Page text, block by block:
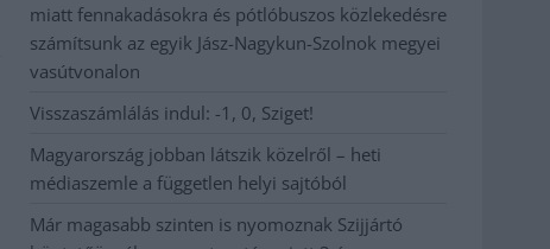
miatt fennakadásokra és pótlóbuszos közlekedésre
számítsunk az egyik Jász-Nagykun-Szolnok megyei
vasútvonalon
Visszaszámlálás indul: -1, 0, Sziget!
Magyarország jobban látszik közelről – heti
médiaszemle a független helyi sajtóból
Már magasabb szinten is nyomoznak Szijjártó